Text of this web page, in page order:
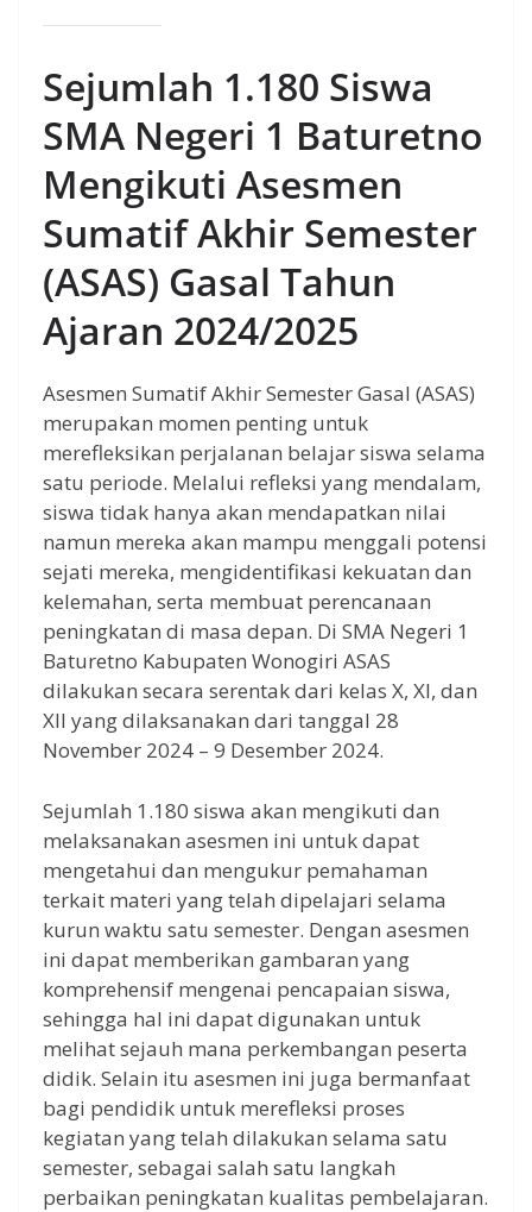
Sejumlah 1.180 Siswa
SMA Negeri 1 Baturetno
Mengikuti Asesmen
Sumatif Akhir Semester
(ASAS) Gasal Tahun
Ajaran 2024/2025
Asesmen Sumatif Akhir Semester Gasal (ASAS)
merupakan momen penting untuk
merefleksikan perjalanan belajar siswa selama
satu periode. Melalui refleksi yang mendalam,
siswa tidak hanya akan mendapatkan nilai
namun mereka akan mampu menggali potensi
sejati mereka, mengidentifikasi kekuatan dan
kelemahan, serta membuat perencanaan
peningkatan di masa depan. Di SMA Negeri 1
Baturetno Kabupaten Wonogiri ASAS
dilakukan secara serentak dari kelas X, XI, dan
XII yang dilaksanakan dari tanggal 28
November 2024 – 9 Desember 2024.
Sejumlah 1.180 siswa akan mengikuti dan
melaksanakan asesmen ini untuk dapat
mengetahui dan mengukur pemahaman
terkait materi yang telah dipelajari selama
kurun waktu satu semester. Dengan asesmen
ini dapat memberikan gambaran yang
komprehensif mengenai pencapaian siswa,
sehingga hal ini dapat digunakan untuk
melihat sejauh mana perkembangan peserta
didik. Selain itu asesmen ini juga bermanfaat
bagi pendidik untuk merefleksi proses
kegiatan yang telah dilakukan selama satu
semester, sebagai salah satu langkah
perbaikan peningkatan kualitas pembelajaran.